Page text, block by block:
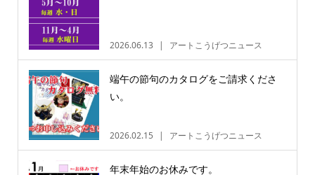
2026.06.13 アートこうげつニュース
端午の節句のカタログをご請求くださ
い。
2026.02.15 アートこうげつニュース
年末年始のお休みです。